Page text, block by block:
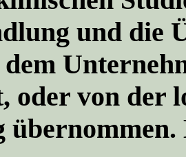
und die
oder von der